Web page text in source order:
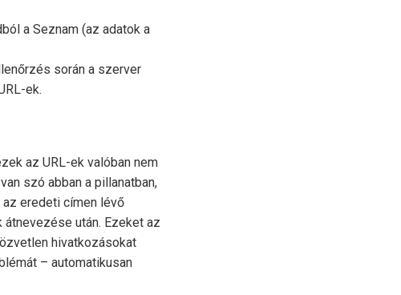
a Seznam (az adatok a
során a szerver
ek.
az URL-ek valóban nem
szó abban a pillanatban,
eredeti címen lévő
után. Ezeket az
hivatkozásokat
– automatikusan